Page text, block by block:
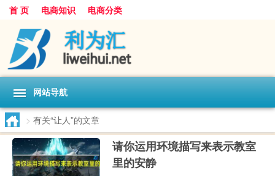
首 页 电商知识 电商分类
网站导航
> 有关“让人”的文章
请你运用环境描写来表示教室
里的安静